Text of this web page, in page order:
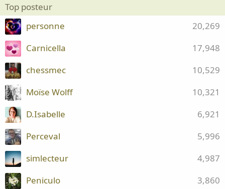
Top posteur
20,269
personne
17,948
Carnicella
10,529
chessmec
10,321
Moïse Wolff
6,921
D.Isabelle
5,996
Perceval
4,987
simlecteur
3,860
Peniculo